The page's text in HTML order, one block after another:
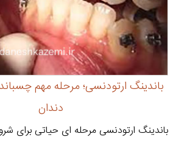
باندینگ ارتودنسی؛ مرحله مهم
دندان
باندینگ ارتودنسی مرحله ای حیاتی برای